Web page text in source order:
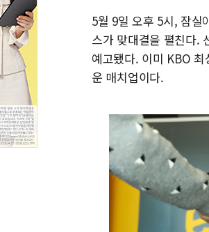
5월 9일 오후 5시, 잠실
스가 맞대결을 펼친다.
예고됐다. 이미 KBO
운 매치업이다.